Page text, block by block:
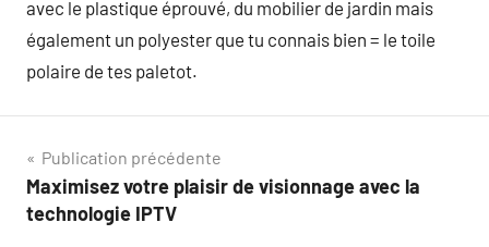
avec le plastique éprouvé, du mobilier de jardin mais
également un polyester que tu connais bien = le toile
polaire de tes paletot.
Navigation
de
Publication précédente
Maximisez votre plaisir de visionnage avec la
technologie IPTV